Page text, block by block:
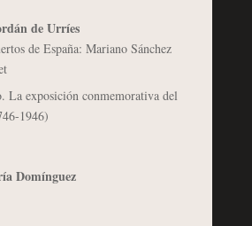
de Urríes
de España: Mariano Sánchez
La exposición conmemorativa del
1946)
Domínguez